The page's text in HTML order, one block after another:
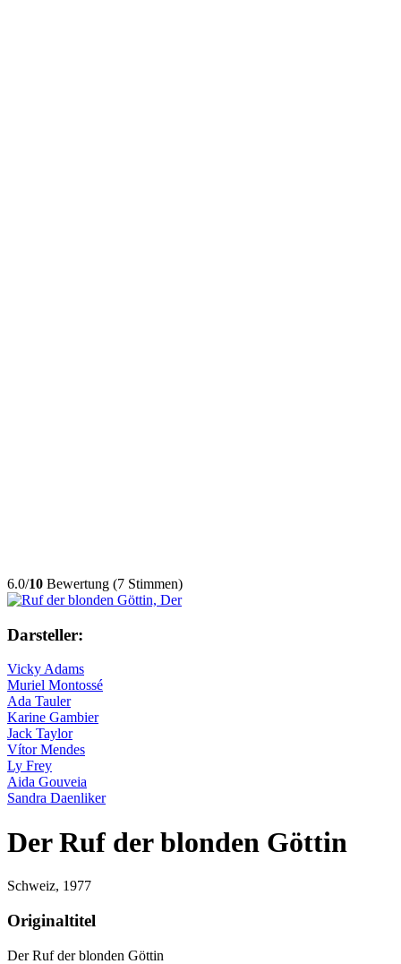
6.0/10 Bewertung (7 Stimmen)
Darsteller:
Vicky Adams
Muriel Montossé
Ada Tauler
Karine Gambier
Jack Taylor
Vítor Mendes
Ly Frey
Aida Gouveia
Sandra Daenliker
Der Ruf der blonden Göttin
Schweiz, 1977
Originaltitel
Der Ruf der blonden Göttin